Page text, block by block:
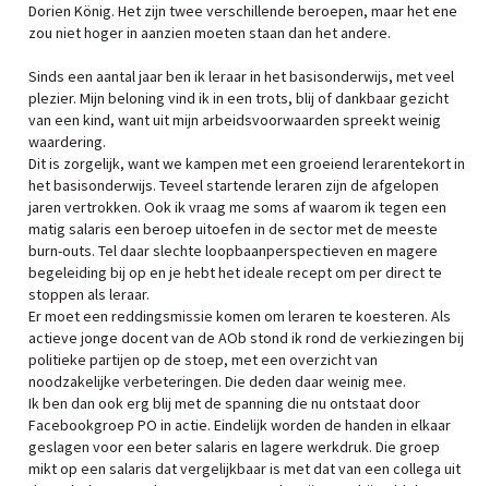
Dorien König. Het zijn twee verschillende beroepen, maar het ene
zou niet hoger in aanzien moeten staan dan het andere.
Sinds een aantal jaar ben ik leraar in het basisonderwijs, met veel
plezier. Mijn beloning vind ik in een trots, blij of dankbaar gezicht
van een kind, want uit mijn arbeidsvoorwaarden spreekt weinig
waardering.
Dit is zorgelijk, want we kampen met een groeiend lerarentekort in
het basisonderwijs. Teveel startende leraren zijn de afgelopen
jaren vertrokken. Ook ik vraag me soms af waarom ik tegen een
matig salaris een beroep uitoefen in de sector met de meeste
burn-outs. Tel daar slechte loopbaanperspectieven en magere
begeleiding bij op en je hebt het ideale recept om per direct te
stoppen als leraar.
Er moet een reddingsmissie komen om leraren te koesteren. Als
actieve jonge docent van de AOb stond ik rond de verkiezingen bij
politieke partijen op de stoep, met een overzicht van
noodzakelijke verbeteringen. Die deden daar weinig mee.
Ik ben dan ook erg blij met de spanning die nu ontstaat door
Facebookgroep PO in actie. Eindelijk worden de handen in elkaar
geslagen voor een beter salaris en lagere werkdruk. Die groep
mikt op een salaris dat vergelijkbaar is met dat van een collega uit